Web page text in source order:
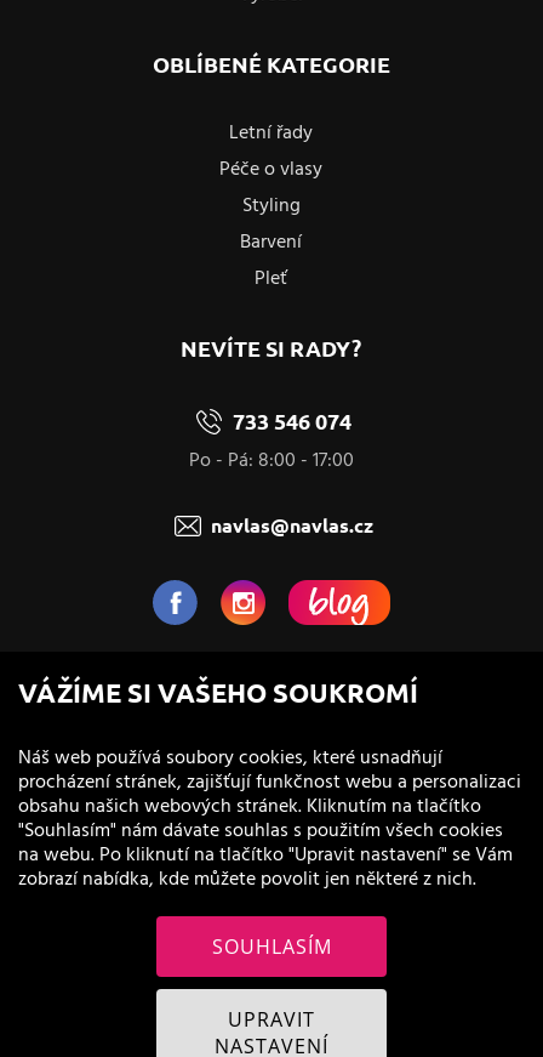
OBLÍBENÉ KATEGORIE
Letní řady
Péče o vlasy
Styling
Barvení
Pleť
NEVÍTE SI RADY?
733 546 074
Po - Pá: 8:00 - 17:00
navlas@navlas.cz
NaVlas.cz - Vlasová kosmetika
provozovatel e-shopu a prodejen
© 2011 - 2026 NaVlas.cz
VÁŽÍME SI VAŠEHO SOUKROMÍ
Náš web používá soubory cookies, které usnadňují
procházení stránek, zajišťují funkčnost webu a personalizaci
obsahu našich webových stránek. Kliknutím na tlačítko
"Souhlasím" nám dávate souhlas s použitím všech cookies
na webu. Po kliknutí na tlačítko "Upravit nastavení" se Vám
zobrazí nabídka, kde můžete povolit jen některé z nich.
SOUHLASÍM
UPRAVIT
NASTAVENÍ